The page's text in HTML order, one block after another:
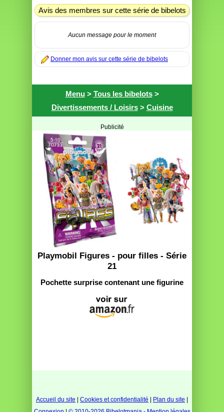
Avis des membres sur cette série de bibelots
Aucun message pour le moment
Donner mon avis sur cette série de bibelots
Menu> Tous les bibelots>
Divertissements / Loisirs> Cuisine
Publicité
Playmobil Figures - pour filles - Série
21
Pochette surprise contenant une figurine
Accueil du site Cookies et confidentialité Plan du site